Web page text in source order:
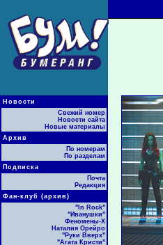
Новости
Свежий номер
Новости сайта
Новые материалы
Архив
По номерам
По разделам
Подписка
Почта
Редакция
Фан-клуб (архив)
"In Rock"
"Иванушки"
Феномены-Х
Наталия Орейро
"Руки Вверх"
"Агата Кристи"